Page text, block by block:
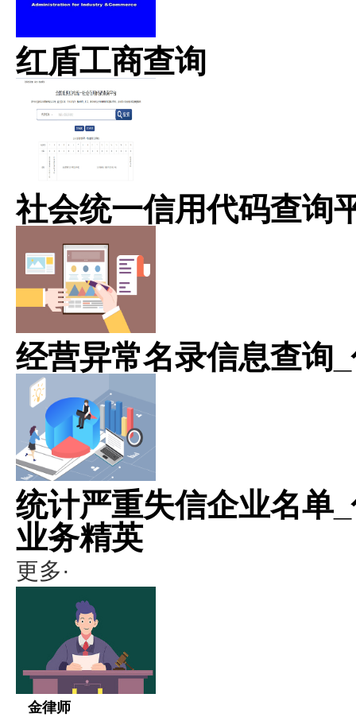
红盾工商查询
社会统一信用代码查询
经营异常名录信息查询
统计严重失信企业名单
业务精英
更多·
金律师